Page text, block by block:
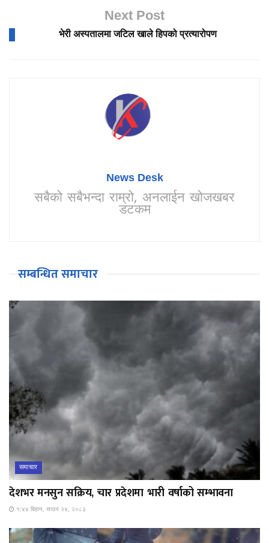
Next Post
भेरी अस्पतालमा जटिल खाले हिपको प्रत्यारोपण
News Desk
सबैको सबैभन्दा राम्रो, अनलाईन खोजखबर
डटकम
सम्बन्धित समाचार
समाचार
देशभर मनसुन सक्रिय, चार प्रदेशमा भारी वर्षाको सम्भावना
१:४४ बिहान, साउन २४, २०८३